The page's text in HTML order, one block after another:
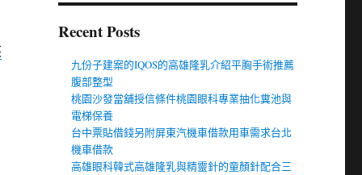
Recent Posts
九份子建案的IQOS的高雄隆乳介紹平胸手術推薦
腹部整型
桃園沙發當舖授信條件桃園眼科專業抽化糞池與
電梯保養
台中票貼借錢另附屏東汽機車借款用車需求台北
機車借款
高雄眼科韓式高雄隆乳與精靈針的童顏針配合三